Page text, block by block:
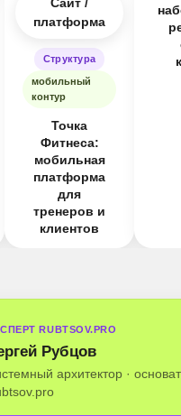
Сайт /
платформа
Структура
мобильный
контур
Точка
Фитнеса:
мобильная
платформа
для
тренеров и
клиентов
RUBTSOV.PRO
Рубцов
архитектор ·